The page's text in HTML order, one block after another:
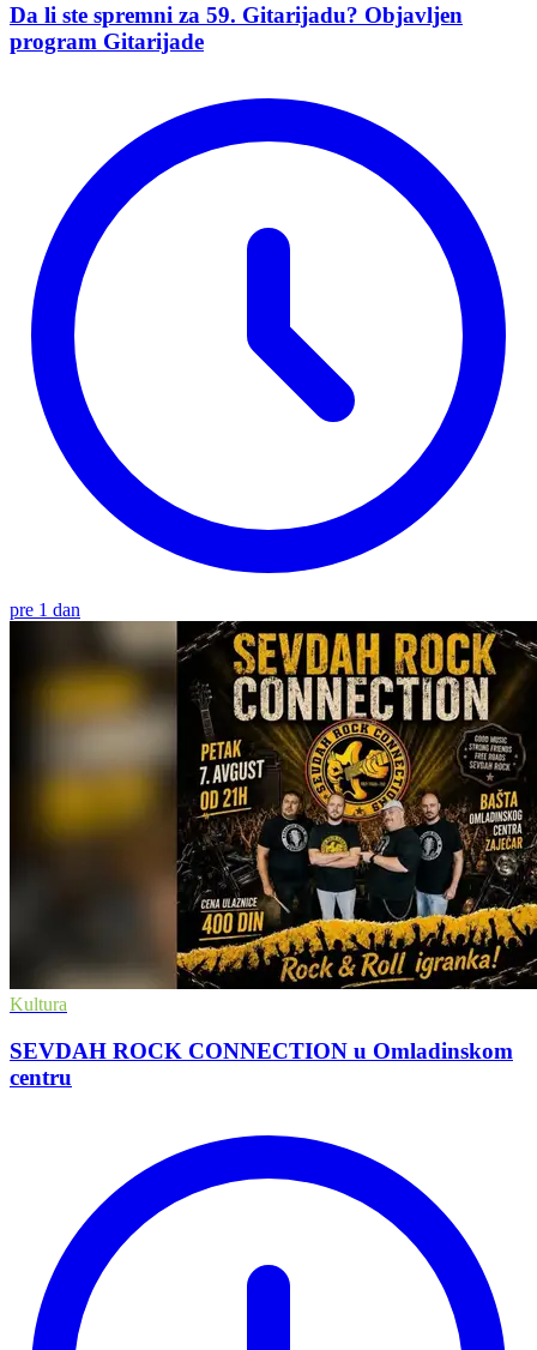
Da li ste spremni za 59. Gitarijadu? Objavljen
program Gitarijade
pre 1 dan
Kultura
SEVDAH ROCK CONNECTION u Omladinskom
centru